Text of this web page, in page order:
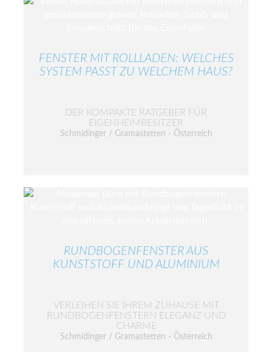
FENSTER MIT ROLLLADEN: WELCHES
SYSTEM PASST ZU WELCHEM HAUS?
DER KOMPAKTE RATGEBER FÜR
EIGENHEIMBESITZER
Schmidinger / Gramastetten - Österreich
RUNDBOGENFENSTER AUS
KUNSTSTOFF UND ALUMINIUM
VERLEIHEN SIE IHREM ZUHAUSE MIT
RUNDBOGENFENSTERN ELEGANZ UND
CHARME
Schmidinger / Gramastetten - Österreich